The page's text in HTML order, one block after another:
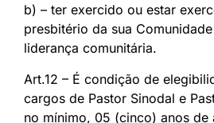
b) – ter exercido ou estar
presbitério da sua
liderança comunitária.
Art.12 – É condição de
cargos de Pastor Sinodal e
no mínimo, 05 (cinco) anos de